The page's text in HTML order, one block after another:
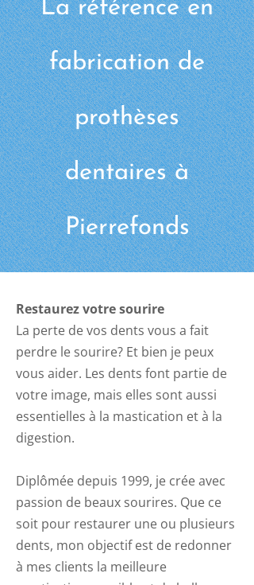
La référence en
fabrication de
prothèses
dentaires à
Pierrefonds
Restaurez votre sourire
La perte de vos dents vous a fait
perdre le sourire? Et bien je peux
vous aider. Les dents font partie de
votre image, mais elles sont aussi
essentielles à la mastication et à la
digestion.
Diplômée depuis 1999, je crée avec
passion de beaux sourires. Que ce
soit pour restaurer une ou plusieurs
dents, mon objectif est de redonner
à mes clients la meilleure